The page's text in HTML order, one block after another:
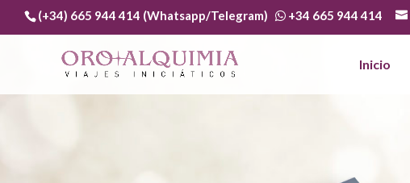
(+34) 665 944 414 (Whatsapp/Telegram) +34 665 944 414
Inicio